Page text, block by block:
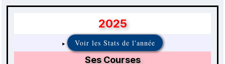
2025
Voir les Stats de l'année
Ses Courses